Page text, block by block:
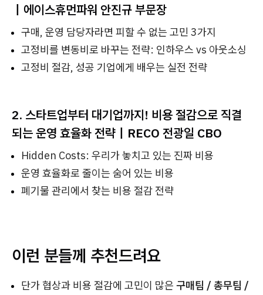
｜에이스휴먼파워 안진규 부문장
구매, 운영 담당자라면 피할 수 없는 고민 3가지
고정비를 변동비로 바꾸는 전략: 인하우스 vs 아웃소싱
고정비 절감, 성공 기업에게 배우는 실전 전략
2. 스타트업부터 대기업까지! 비용 절감으로 직결
되는 운영 효율화 전략｜RECO 전광일 CBO
Hidden Costs: 우리가 놓치고 있는 진짜 비용
운영 효율화로 줄이는 숨어 있는 비용
폐기물 관리에서 찾는 비용 절감 전략
이런 분들께 추천드려요
단가 협상과 비용 절감에 고민이 많은 구매팀 / 총무팀 /